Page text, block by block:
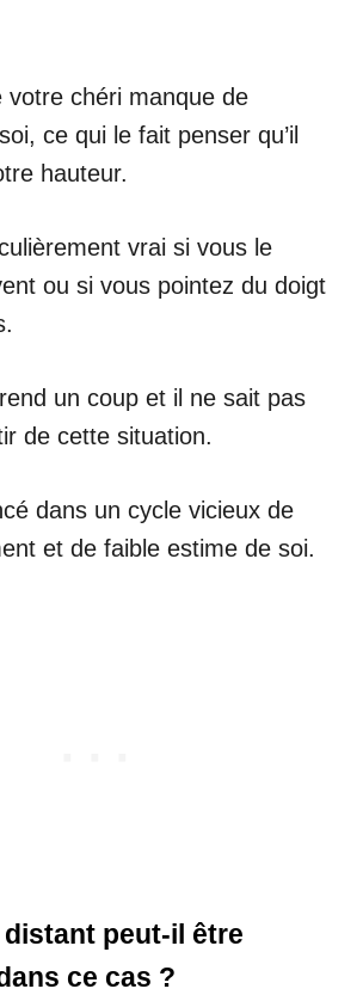
votre chéri manque de
ce qui le fait penser qu’il
hauteur.
vrai si vous le
ou si vous pointez du doigt
un coup et il ne sait pas
de cette situation.
dans un cycle vicieux de
et de faible estime de soi.
distant peut-il être
ce cas ?